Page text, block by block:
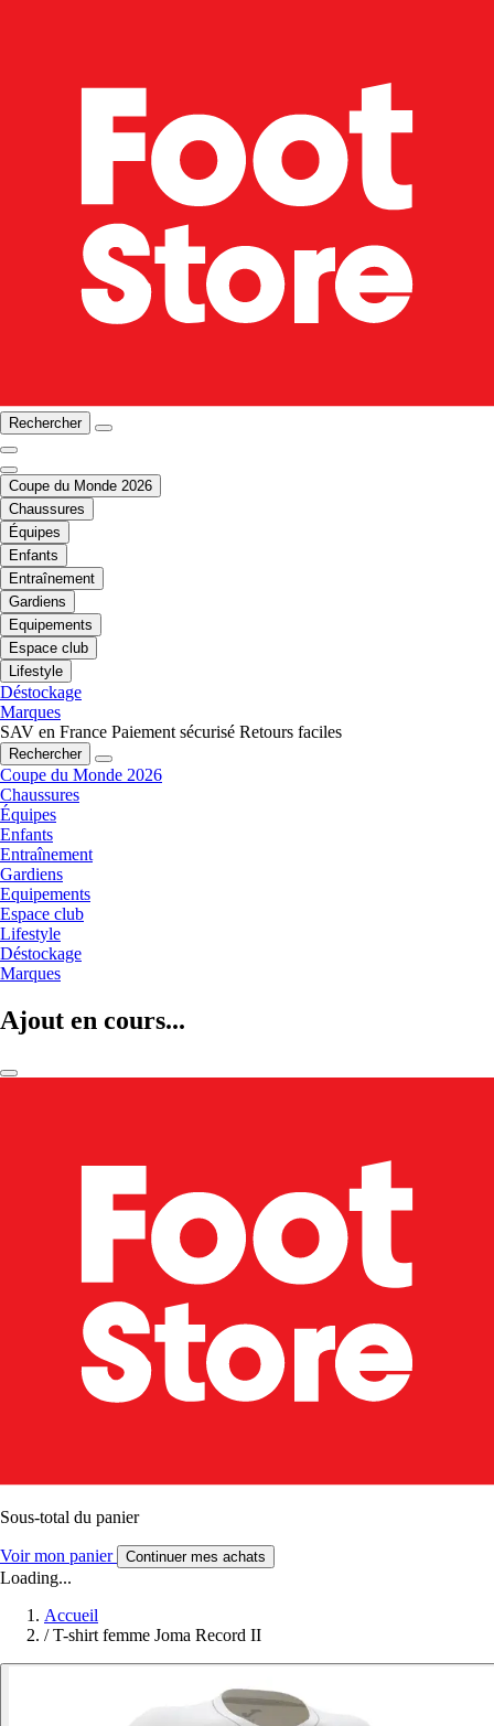
Rechercher
Coupe du Monde 2026
Chaussures
Équipes
Enfants
Entraînement
Gardiens
Equipements
Espace club
Lifestyle
Déstockage
Marques
SAV en France Paiement sécurisé Retours faciles
Rechercher
Coupe du Monde 2026
Chaussures
Équipes
Enfants
Entraînement
Gardiens
Equipements
Espace club
Lifestyle
Déstockage
Marques
Ajout en cours...
Sous-total du panier
Voir mon panier Continuer mes achats
Loading...
Accueil
/ T-shirt femme Joma Record II